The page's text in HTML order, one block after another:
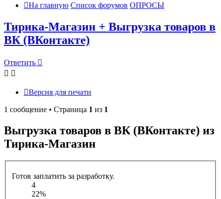
На главную Список форумов ОПРОСЫ
Тирика-Магазин + Выгрузка товаров в
ВК (ВКонтакте)
Ответить
Версия для печати
1 сообщение • Страница 1 из 1
Выгрузка товаров в ВК (ВКонтакте) из
Тирика-Магазин
Готов заплатить за разработку.
4
22%